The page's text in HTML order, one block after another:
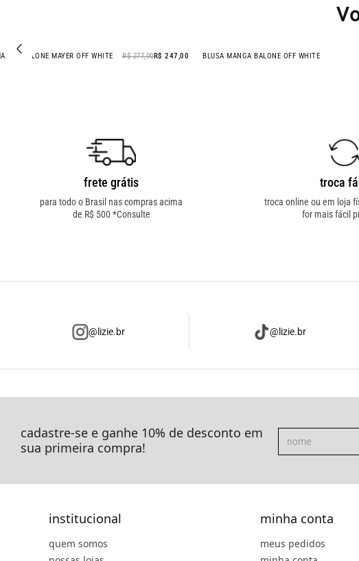
- 11% OFF
CAMISA MANGA BALONE MAYER OFF WHITE R$ 277,00R$ 247,00 BLUSA MANGA BALONE OFF WHITE
frete grátis
para todo o Brasil nas compras acima
de R$ 500 *Consulte
troca
troca online ou em loja
for mais fácil
@lizie.br @lizie.br
cadastre-se e ganhe 10% de desconto em
sua primeira compra!
institucional
quem somos
minha conta
meus pedidos